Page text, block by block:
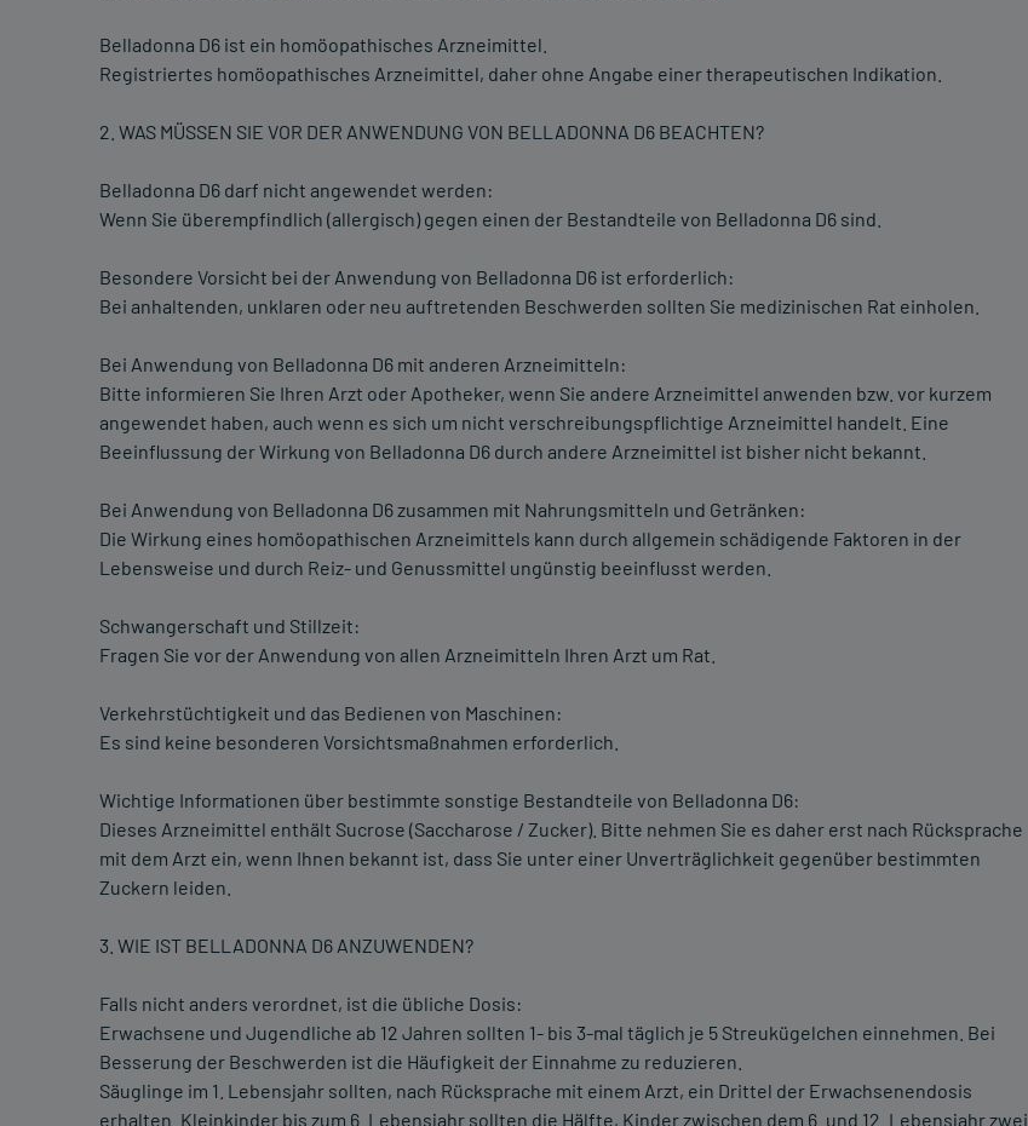
Belladonna D6 ist ein homöopathisches Arzneimittel.
Registriertes homöopathisches Arzneimittel, daher ohne Angabe einer therapeutischen Indikation.
2. WAS MÜSSEN SIE VOR DER ANWENDUNG VON BELLADONNA D6 BEACHTEN?
Belladonna D6 darf nicht angewendet werden:
Wenn Sie überempfindlich (allergisch) gegen einen der Bestandteile von Belladonna D6 sind.
Besondere Vorsicht bei der Anwendung von Belladonna D6 ist erforderlich:
Bei anhaltenden, unklaren oder neu auftretenden Beschwerden sollten Sie medizinischen Rat einholen.
Bei Anwendung von Belladonna D6 mit anderen Arzneimitteln:
Bitte informieren Sie Ihren Arzt oder Apotheker, wenn Sie andere Arzneimittel anwenden bzw. vor kurzem
angewendet haben, auch wenn es sich um nicht verschreibungspflichtige Arzneimittel handelt. Eine
Beeinflussung der Wirkung von Belladonna D6 durch andere Arzneimittel ist bisher nicht bekannt.
Bei Anwendung von Belladonna D6 zusammen mit Nahrungsmitteln und Getränken:
Die Wirkung eines homöopathischen Arzneimittels kann durch allgemein schädigende Faktoren in der
Lebensweise und durch Reiz- und Genussmittel ungünstig beeinflusst werden.
Schwangerschaft und Stillzeit:
Fragen Sie vor der Anwendung von allen Arzneimitteln Ihren Arzt um Rat.
Verkehrstüchtigkeit und das Bedienen von Maschinen:
Es sind keine besonderen Vorsichtsmaßnahmen erforderlich.
Wichtige Informationen über bestimmte sonstige Bestandteile von Belladonna D6:
Dieses Arzneimittel enthält Sucrose (Saccharose / Zucker). Bitte nehmen Sie es daher erst nach Rücksprache
mit dem Arzt ein, wenn Ihnen bekannt ist, dass Sie unter einer Unverträglichkeit gegenüber bestimmten
Zuckern leiden.
3. WIE IST BELLADONNA D6 ANZUWENDEN?
Falls nicht anders verordnet, ist die übliche Dosis:
Erwachsene und Jugendliche ab 12 Jahren sollten 1- bis 3-mal täglich je 5 Streukügelchen einnehmen. Bei
Besserung der Beschwerden ist die Häufigkeit der Einnahme zu reduzieren.
Säuglinge im 1. Lebensjahr sollten, nach Rücksprache mit einem Arzt, ein Drittel der Erwachsenendosis
erhalten. Kleinkinder bis zum 6. Lebensjahr sollten die Hälfte, Kinder zwischen dem 6. und 12. Lebensjahr zwei